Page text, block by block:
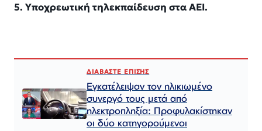
5. Υποχρεωτική τηλεκπαίδευση στα ΑΕΙ.
ΔΙΑΒΑΣΤΕ ΕΠΙΣΗΣ
Εγκατέλειψαν τον ηλικιωμένο
συνεργό τους μετά από
ηλεκτροπληξία: Προφυλακίστηκαν
οι δύο κατηγορούμενοι